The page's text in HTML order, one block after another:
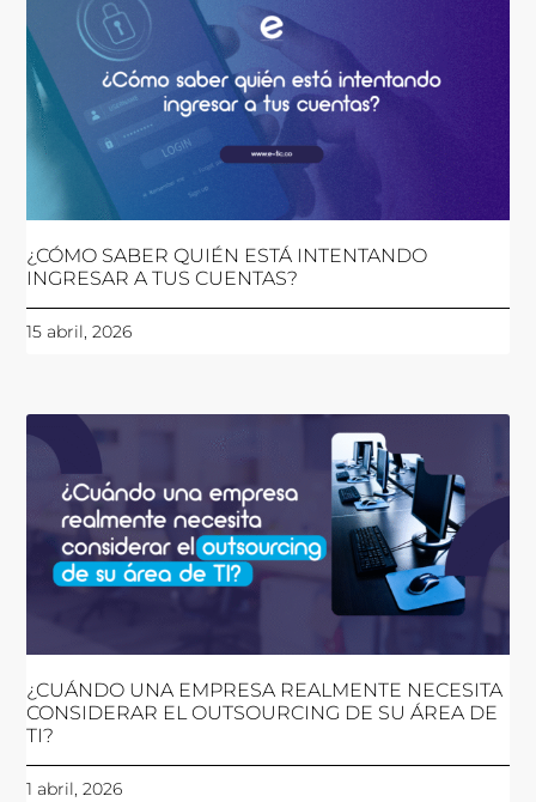
¿CÓMO SABER QUIÉN ESTÁ INTENTANDO
INGRESAR A TUS CUENTAS?
15 abril, 2026
¿CUÁNDO UNA EMPRESA REALMENTE NECESITA
CONSIDERAR EL OUTSOURCING DE SU ÁREA DE
TI?
1 abril, 2026